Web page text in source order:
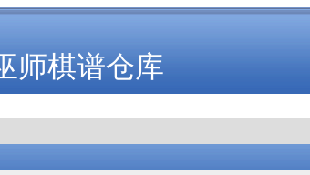
师棋谱仓库